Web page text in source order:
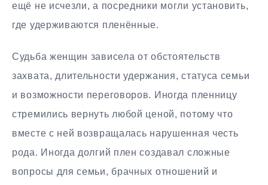
ещё не исчезли, а посредники могли установить,
где удерживаются пленённые.
Судьба женщин зависела от обстоятельств
захвата, длительности удержания, статуса семьи
и возможности переговоров. Иногда пленницу
стремились вернуть любой ценой, потому что
вместе с ней возвращалась нарушенная честь
рода. Иногда долгий плен создавал сложные
вопросы для семьи, брачных отношений и